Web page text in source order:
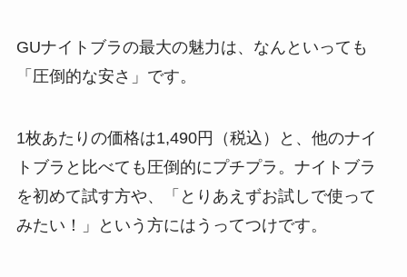
GUナイトブラの最大の魅力は、なんといっても
「圧倒的な安さ」です。
1枚あたりの価格は1,490円（税込）と、他のナイ
トブラと比べても圧倒的にプチプラ。ナイトブラ
を初めて試す方や、「とりあえずお試しで使って
みたい！」という方にはうってつけです。